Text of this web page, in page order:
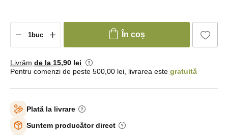
În coș
Livrăm de la 15,90 lei
Pentru comenzi de peste 500,00 lei, livrarea este gratuită
Plată la livrare
Suntem producător direct